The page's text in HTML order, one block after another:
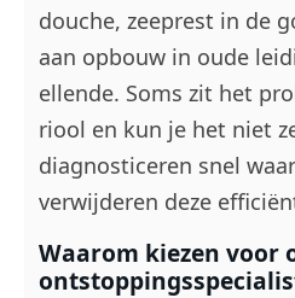
douche, zeeprest in de
aan opbouw in oude
ellende. Soms zit het
riool en kun je het niet
diagnosticeren snel
verwijderen deze
Waarom kiezen voor